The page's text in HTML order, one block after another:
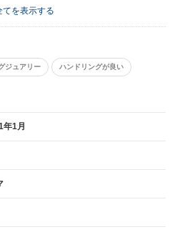
と分からない感覚ですね。
を表示する
ジュアリー ハンドリングが良い
年1月